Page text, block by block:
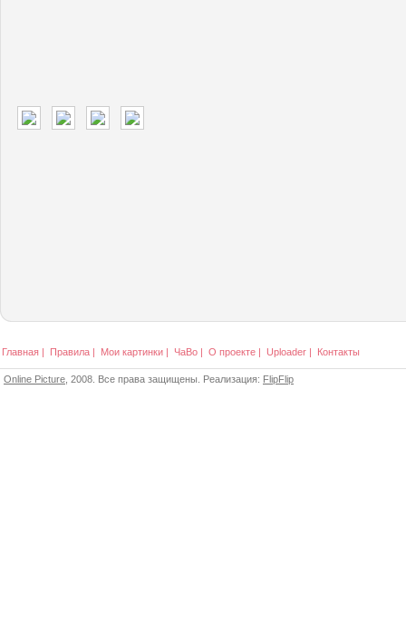
Главная | Правила | Мои картинки | ЧаВо | О проекте | Uploader | Контакты
Online Picture , 2008. Все права защищены. Реализация: FlipFlip